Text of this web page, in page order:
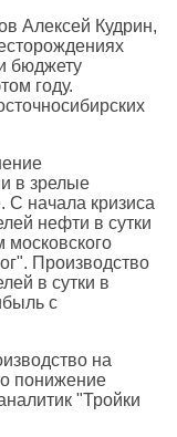
Алексей Кудрин,
бюджету
году.
в зрелые
С начала кризиса
нефти в сутки
Производство
в сутки в
с
на
понижение
"Тройки